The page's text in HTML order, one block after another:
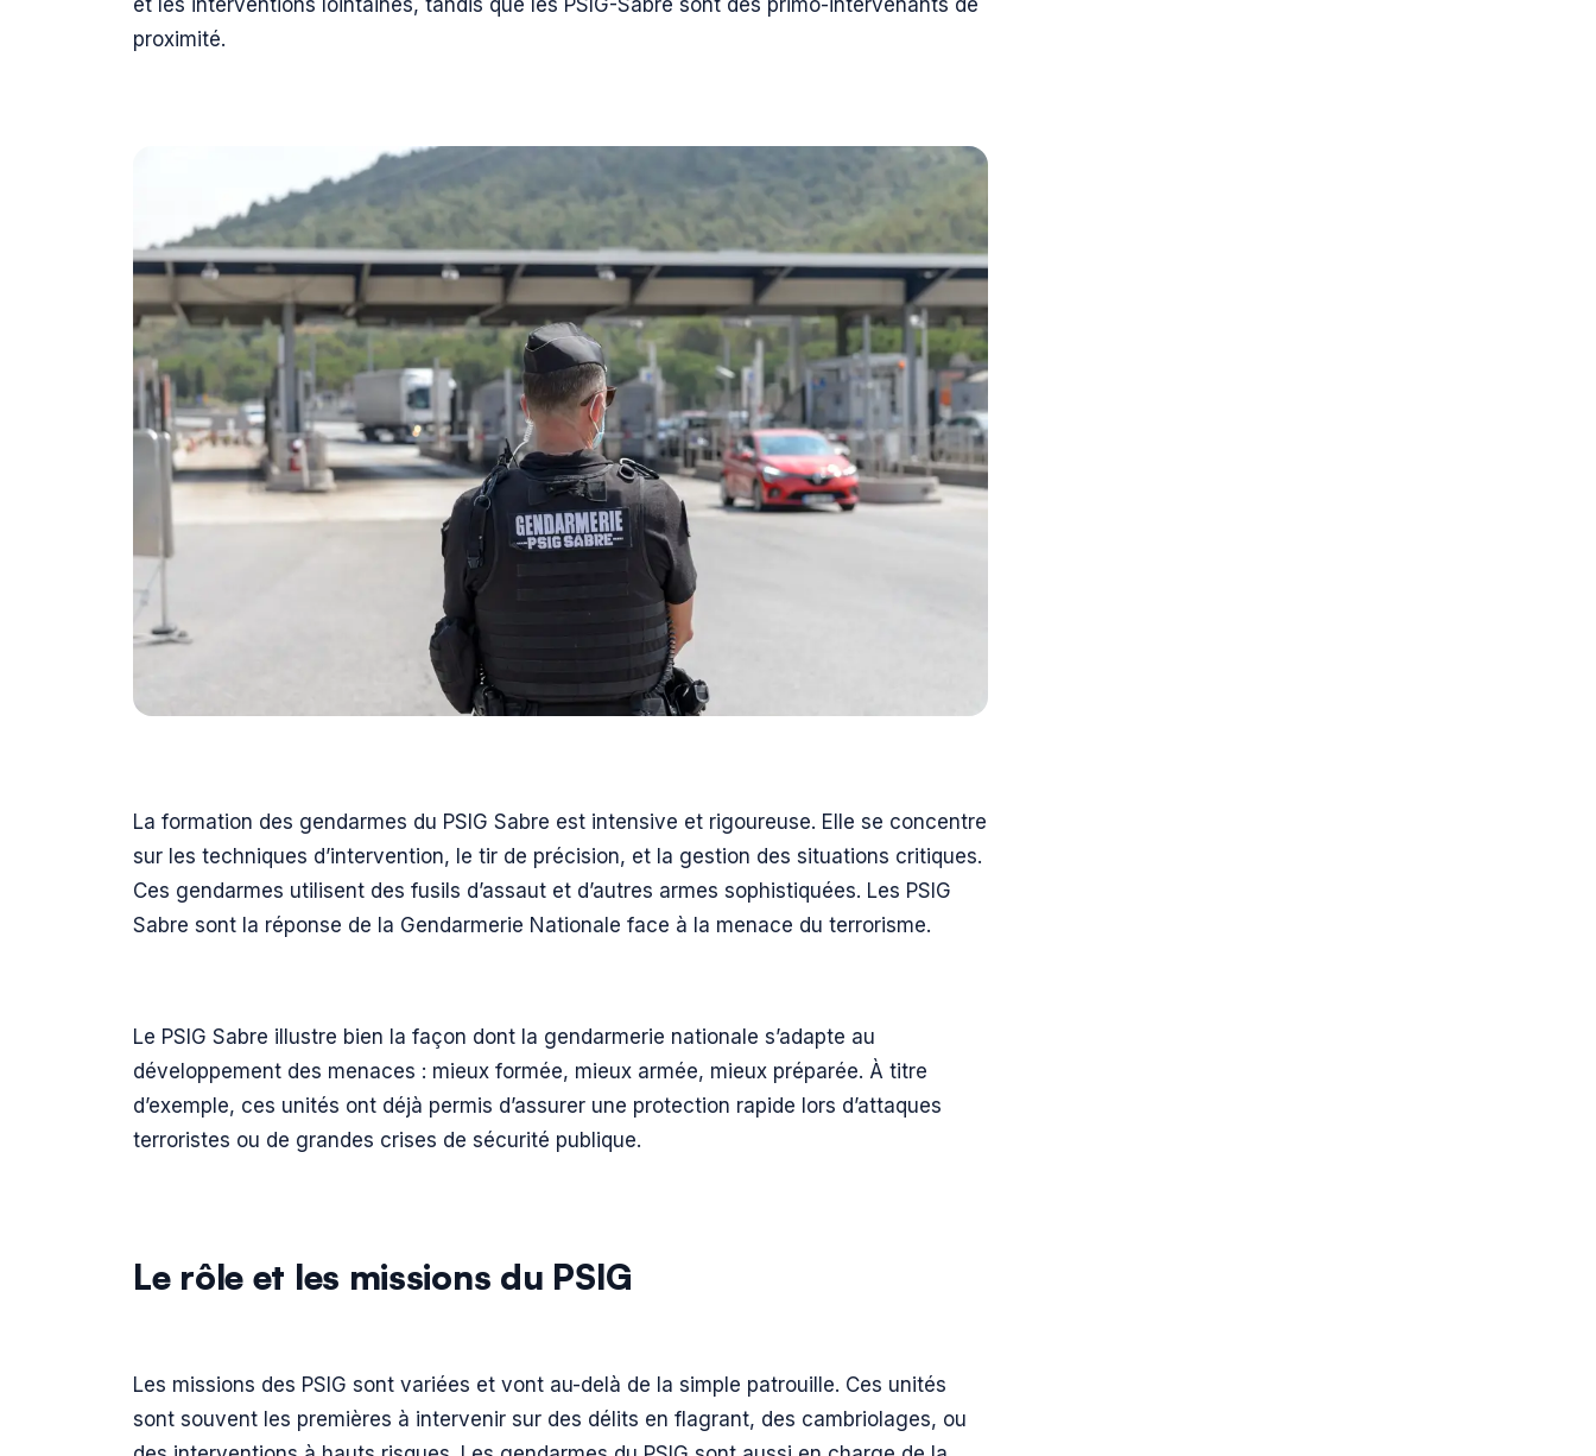
et les interventions lointaines, tandis que les PSIG-Sabre sont des primo-intervenants de
proximité.
La formation des gendarmes du PSIG Sabre est intensive et rigoureuse. Elle se concentre
sur les techniques d’intervention, le tir de précision, et la gestion des situations critiques.
Ces gendarmes utilisent des fusils d’assaut et d’autres armes sophistiquées. Les PSIG
Sabre sont la réponse de la Gendarmerie Nationale face à la menace du terrorisme.
Le PSIG Sabre illustre bien la façon dont la gendarmerie nationale s’adapte au
développement des menaces : mieux formée, mieux armée, mieux préparée. À titre
d’exemple, ces unités ont déjà permis d’assurer une protection rapide lors d’attaques
terroristes ou de grandes crises de sécurité publique.
Le rôle et les missions du PSIG
Les missions des PSIG sont variées et vont au-delà de la simple patrouille. Ces unités
sont souvent les premières à intervenir sur des délits en flagrant, des cambriolages, ou